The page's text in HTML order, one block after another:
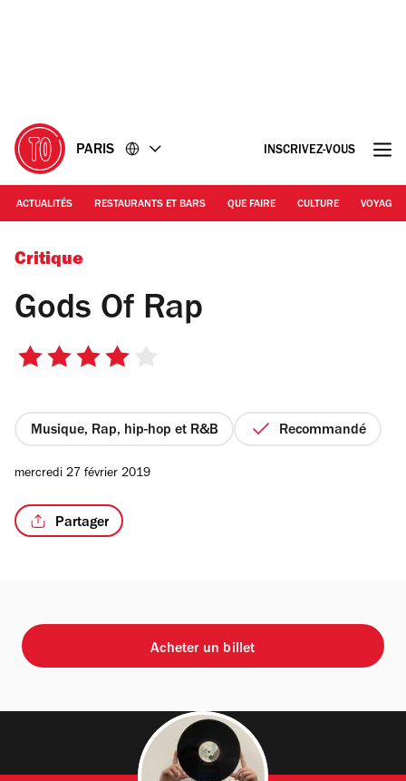
PARIS INSCRIVEZ-VOUS
ACTUALITÉS RESTAURANTS ET BARS QUE FAIRE CULTURE VOYAGE
© DR
Critique
Gods Of Rap
4
étoiles
Musique, Rap, hip-hop et R&B Recommandé
mercredi 27 février 2019
Partager
Acheter un billet